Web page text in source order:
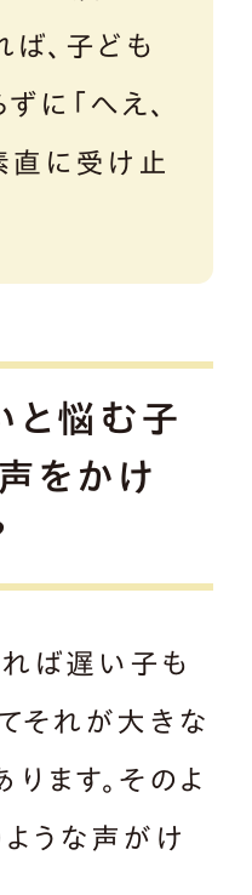
ば、子ども
に「へえ、
直に受け止
と悩む子
をかけ
ば遅い子も
それが大きな
ます。そのよ
ような声がけ